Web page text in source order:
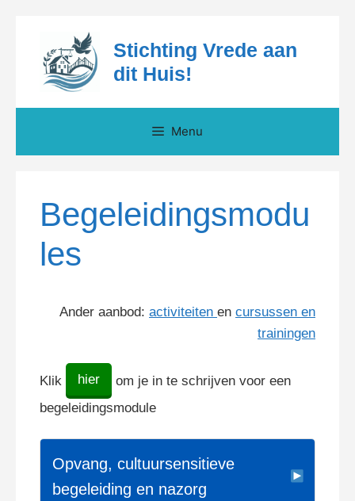
inhoud
Stichting Vrede aan
dit Huis!
Menu
Begeleidingsmodu
les
Ander aanbod: activiteiten en cursussen en
trainingen
Klik hier
om je in te schrijven voor een
begeleidingsmodule
Opvang, cultuursensitieve
begeleiding en nazorg